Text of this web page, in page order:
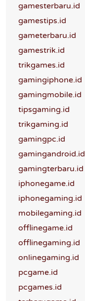
gamesterbaru.id
gamestips.id
gameterbaru.id
gamestrik.id
trikgames.id
gamingiphone.id
gamingmobile.id
tipsgaming.id
trikgaming.id
gamingpc.id
gamingandroid.id
gamingterbaru.id
iphonegame.id
iphonegaming.id
mobilegaming.id
offlinegame.id
offlinegaming.id
onlinegaming.id
pcgame.id
pcgames.id